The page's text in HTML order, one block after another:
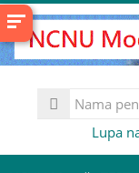
Langkau
ke
kandungan
Nama
pengguna
Lupa